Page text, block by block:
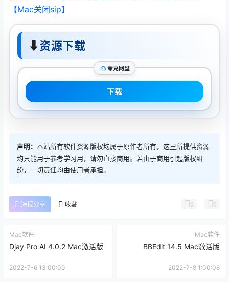
【Mac关闭sip】
⬇资源下载
夸克网盘
下载
声明： 本站所有软件资源版权均属于原作者所有，这里所提供资源
均只能用于参考学习用，请勿直接商用。若由于商用引起版权纠
纷，一切责任均由使用者承担。
海报分享 收藏 0 0
Mac软件
Djay Pro AI 4.0.2 Mac激活版
2022-7-6 13:00:09
Mac软件
BBEdit 14.5 Mac激活版
2022-7-8 1:00:08